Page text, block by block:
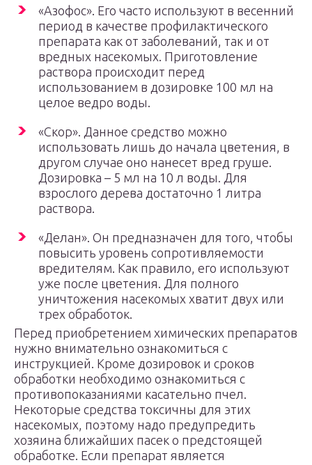
«Азофос». Его часто используют в весенний
период в качестве профилактического
препарата как от заболеваний, так и от
вредных насекомых. Приготовление
раствора происходит перед
использованием в дозировке 100 мл на
целое ведро воды.
«Скор». Данное средство можно
использовать лишь до начала цветения, в
другом случае оно нанесет вред груше.
Дозировка – 5 мл на 10 л воды. Для
взрослого дерева достаточно 1 литра
раствора.
«Делан». Он предназначен для того, чтобы
повысить уровень сопротивляемости
вредителям. Как правило, его используют
уже после цветения. Для полного
уничтожения насекомых хватит двух или
трех обработок.
Перед приобретением химических препаратов
нужно внимательно ознакомиться с
инструкцией. Кроме дозировок и сроков
обработки необходимо ознакомиться с
противопоказаниями касательно пчел.
Некоторые средства токсичны для этих
насекомых, поэтому надо предупредить
хозяина ближайших пасек о предстоящей
обработке. Если препарат является